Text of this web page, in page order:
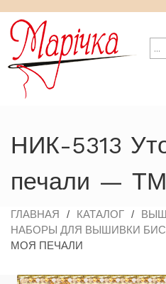
КАТАЛОГ
Вышивка бисером
Вышивка лентами
Фурнитура
НИК-5313
печали —
ГЛАВНАЯ / КАТАЛОГ /
НАБОРЫ ДЛЯ ВЫШИВКИ
МОЯ ПЕЧАЛИ